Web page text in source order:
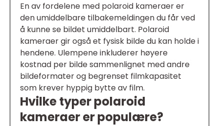
En av fordelene med polaroid kameraer er
den umiddelbare tilbakemeldingen du får ved
å kunne se bildet umiddelbart. Polaroid
kameraer gir også et fysisk bilde du kan holde i
hendene. Ulempene inkluderer høyere
kostnad per bilde sammenlignet med andre
bildeformater og begrenset filmkapasitet
som krever hyppig bytte av film.
Hvilke typer polaroid
kameraer er populære?